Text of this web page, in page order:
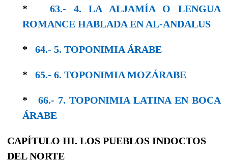
* 63.- 4. LA ALJAMÍA O LENGUA
ROMANCE HABLADA EN AL-ANDALUS
* 64.- 5. TOPONIMIA ÁRABE
* 65.- 6. TOPONIMIA MOZÁRABE
* 66.- 7. TOPONIMIA LATINA EN BOCA
ÁRABE
CAPÍTULO III. LOS PUEBLOS INDOCTOS
DEL NORTE